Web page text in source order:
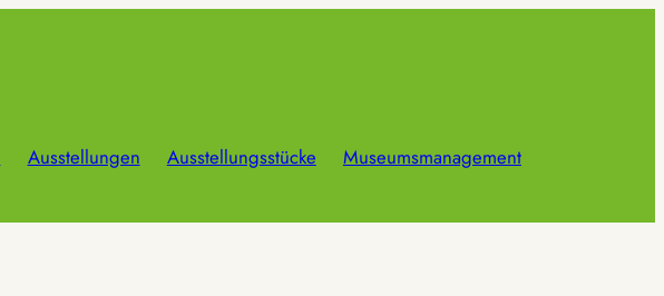
Ausstellungen Ausstellungsstücke
Museumsmanagement